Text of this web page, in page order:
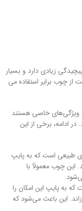
زیادی دارد و بسیار
از چوب برایر استفاده می
ویژگی‌های خاصی هستند
ادامه، برخی از این
طبیعی است که به پایپ‌
چوب معمولاً با
به پایپ این امکان را
این باعث می‌شود که